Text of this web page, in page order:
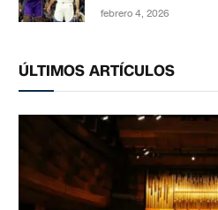
febrero 4, 2026
ÚLTIMOS ARTÍCULOS